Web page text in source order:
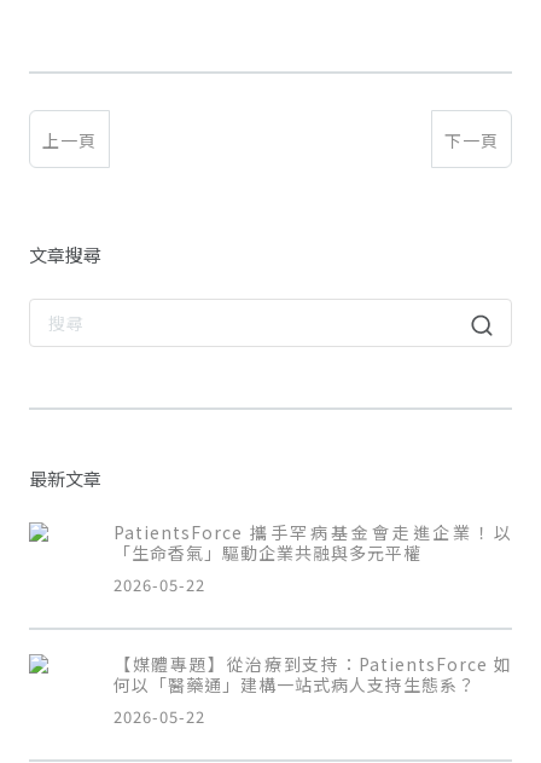
上一頁 下一頁
文章搜尋
最新文章
PatientsForce 攜手罕病基金會走進企業！以
「生命香氣」驅動企業共融與多元平權
2026-05-22
【媒體專題】從治療到支持：PatientsForce 如
何以「醫藥通」建構一站式病人支持生態系？
2026-05-22